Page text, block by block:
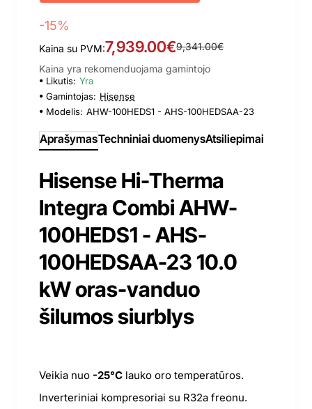
-15%
Kaina su PVM:7,939.00€9,341.00€
Kaina yra rekomenduojama gamintojo
Likutis: Yra
Gamintojas: Hisense
Modelis: AHW-100HEDS1 - AHS-100HEDSAA-23
AprašymasTechniniai duomenysAtsiliepimai
Hisense Hi-Therma
Integra Combi AHW-
100HEDS1 - AHS-
100HEDSAA-23 10.0
kW oras-vanduo
šilumos siurblys
Veikia nuo -25°C lauko oro temperatūros.
Inverteriniai kompresoriai su R32a freonu.